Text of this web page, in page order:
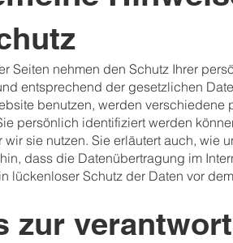
Seiten nehmen den Schutz Ihrer
entsprechend der gesetzlichen
benutzen, werden
persönlich identifiziert werden
wir sie nutzen. Sie erläutert auch, wie
dass die Datenübertragung im
lückenloser Schutz der Daten vor
zur